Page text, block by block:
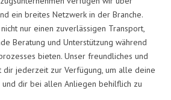
ein breites Netzwerk in der Branche.
nur einen zuverlässigen Transport,
Beratung und Unterstützung während
bieten. Unser freundliches und
dir jederzeit zur Verfügung, um alle deine
dir bei allen Anliegen behilflich zu